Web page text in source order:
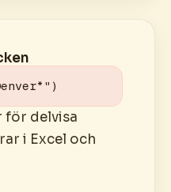
för delvisa
i Excel och